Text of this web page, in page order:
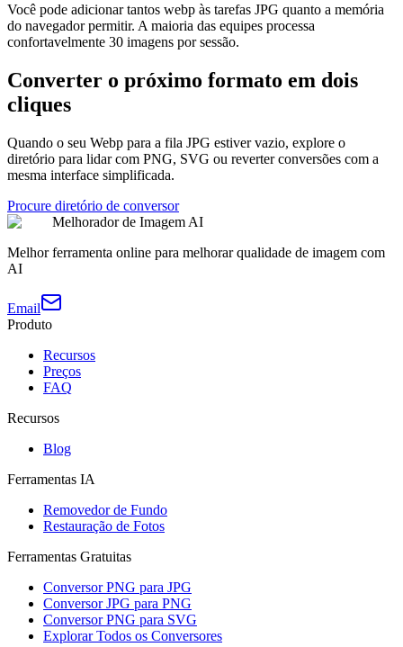
Você pode adicionar tantos webp às tarefas JPG quanto a memória
do navegador permitir. A maioria das equipes processa
confortavelmente 30 imagens por sessão.
Converter o próximo formato em dois
cliques
Quando o seu Webp para a fila JPG estiver vazio, explore o
diretório para lidar com PNG, SVG ou reverter conversões com a
mesma interface simplificada.
Procure diretório de conversor
Melhorador de Imagem AI
Melhor ferramenta online para melhorar qualidade de imagem com
AI
Email
Produto
Recursos
Preços
FAQ
Recursos
Blog
Ferramentas IA
Removedor de Fundo
Restauração de Fotos
Ferramentas Gratuitas
Conversor PNG para JPG
Conversor JPG para PNG
Conversor PNG para SVG
Explorar Todos os Conversores